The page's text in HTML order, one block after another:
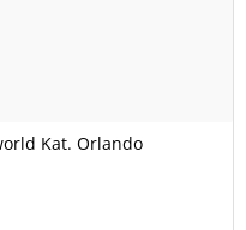
Kat. Orlando